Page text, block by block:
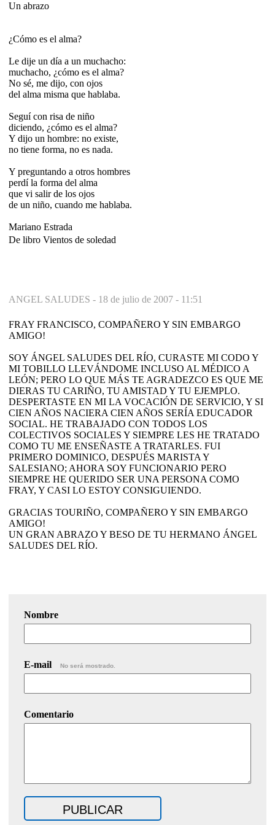
Un abrazo
¿Cómo es el alma?
Le dije un día a un muchacho:
muchacho, ¿cómo es el alma?
No sé, me dijo, con ojos
del alma misma que hablaba.
Seguí con risa de niño
diciendo, ¿cómo es el alma?
Y dijo un hombre: no existe,
no tiene forma, no es nada.
Y preguntando a otros hombres
perdí la forma del alma
que vi salir de los ojos
de un niño, cuando me hablaba.
Mariano Estrada
De libro Vientos de soledad
ANGEL SALUDES - 18 de julio de 2007 - 11:51
FRAY FRANCISCO, COMPAÑERO Y SIN EMBARGO
AMIGO!
SOY ÁNGEL SALUDES DEL RÍO, CURASTE MI CODO Y
MI TOBILLO LLEVÁNDOME INCLUSO AL MÉDICO A
LEÓN; PERO LO QUE MÁS TE AGRADEZCO ES QUE ME
DIERAS TU CARIÑO, TU AMISTAD Y TU EJEMPLO.
DESPERTASTE EN MI LA VOCACIÓN DE SERVICIO, Y SI
CIEN AÑOS NACIERA CIEN AÑOS SERÍA EDUCADOR
SOCIAL. HE TRABAJADO CON TODOS LOS
COLECTIVOS SOCIALES Y SIEMPRE LES HE TRATADO
COMO TU ME ENSEÑASTE A TRATARLES. FUI
PRIMERO DOMINICO, DESPUÉS MARISTA Y
SALESIANO; AHORA SOY FUNCIONARIO PERO
SIEMPRE HE QUERIDO SER UNA PERSONA COMO
FRAY, Y CASI LO ESTOY CONSIGUIENDO.
GRACIAS TOURIÑO, COMPAÑERO Y SIN EMBARGO
AMIGO!
UN GRAN ABRAZO Y BESO DE TU HERMANO ÁNGEL
SALUDES DEL RÍO.
Nombre
E-mail No será mostrado.
Comentario